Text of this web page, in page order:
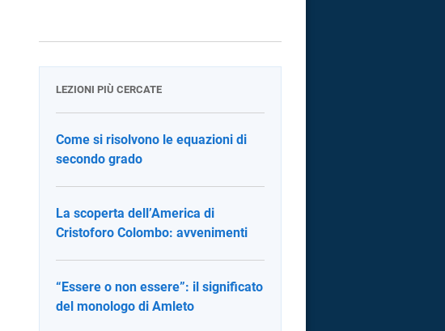
LEZIONI PIÙ CERCATE
Come si risolvono le equazioni di
secondo grado
La scoperta dell’America di
Cristoforo Colombo: avvenimenti
“Essere o non essere”: il significato
del monologo di Amleto